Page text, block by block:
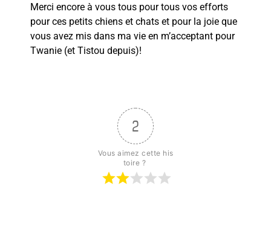
Merci encore à vous tous pour tous vos efforts
pour ces petits chiens et chats et pour la joie que
vous avez mis dans ma vie en m’acceptant pour
Twanie (et Tistou depuis)!
2
Vous aimez cette his
toire ?